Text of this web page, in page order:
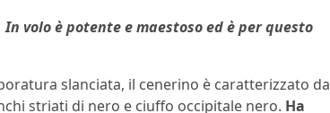
volo è potente e maestoso ed è per questo
slanciata, il cenerino è caratterizzato da
striati di nero e ciuffo occipitale nero. Ha